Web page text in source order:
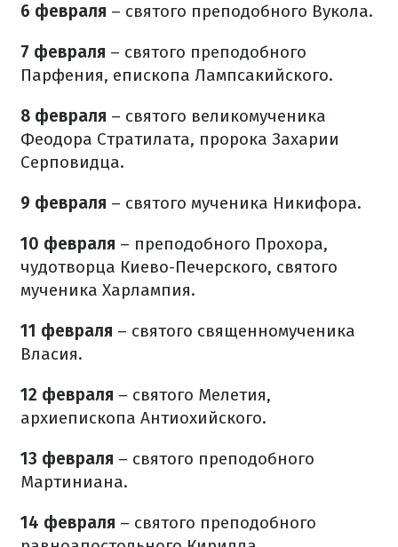
6 февраля – святого преподобного Вукола.
7 февраля – святого преподобного
Парфения, епископа Лампсакийского.
8 февраля – святого великомученика
Феодора Стратилата, пророка Захарии
Серповидца.
9 февраля – святого мученика Никифора.
10 февраля – преподобного Прохора,
чудотворца Киево-Печерского, святого
мученика Харлампия.
11 февраля – святого священномученика
Власия.
12 февраля – святого Мелетия,
архиепископа Антиохийского.
13 февраля – святого преподобного
Мартиниана.
14 февраля – святого преподобного